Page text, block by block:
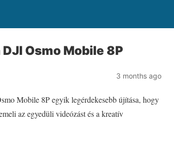
Osmo Mobile 8P
3 months ago
Mobile 8P egyik legérdekesebb újítása, hogy
az egyedüli videózást és a kreatív